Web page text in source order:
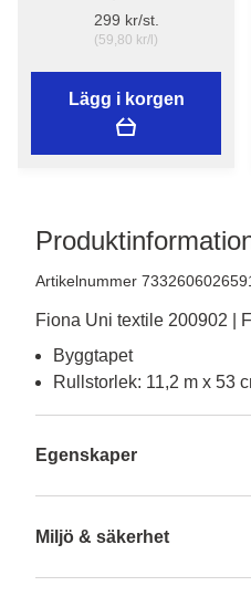
Flügger Adhesive 290
299 kr/st.
(59,80 kr/l)
Lägg i korgen
Artikelnummer
Fiona Uni textile 200902 |
Byggtapet
Rullstorlek: 11,2 m x 53
Egenskaper
Miljö & säkerhet